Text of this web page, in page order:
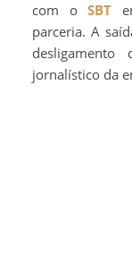
com oSBT
parceria. A
jornalístico da